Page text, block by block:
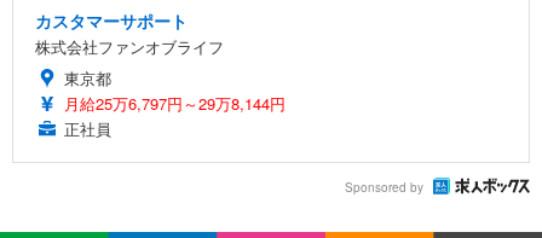
カスタマーサポート
株式会社ファンオブライフ
東京都
月給25万6,797円～29万8,144円
正社員
Sponsored by